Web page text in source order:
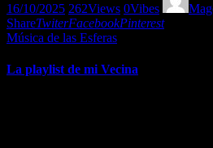
16/10/2025 262Views 0Vibes
ShareTwiterFacebookPinterest
Música de las Esferas
La playlist de mi Vecina